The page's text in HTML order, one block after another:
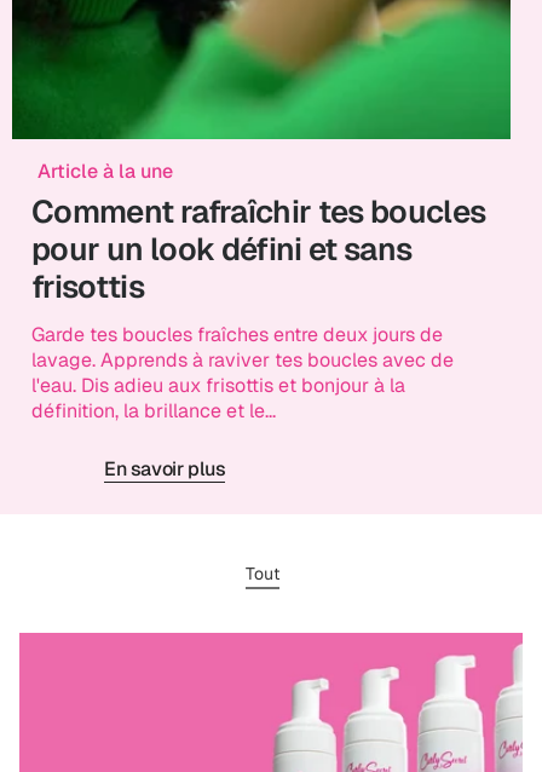
Article à la une
Comment rafraîchir tes boucles
pour un look défini et sans
frisottis
Garde tes boucles fraîches entre deux jours de
lavage. Apprends à raviver tes boucles avec de
l'eau. Dis adieu aux frisottis et bonjour à la
définition, la brillance et le...
En savoir plus
Tout